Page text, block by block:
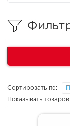
Сортировать по:
Показывать товаров: